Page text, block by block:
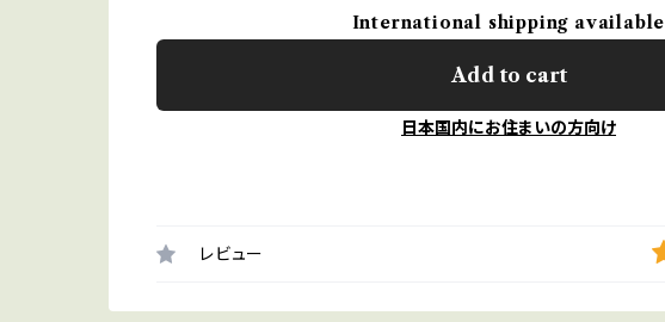
International shipping available
Add to cart
日本国内にお住まいの方向け
レビュー